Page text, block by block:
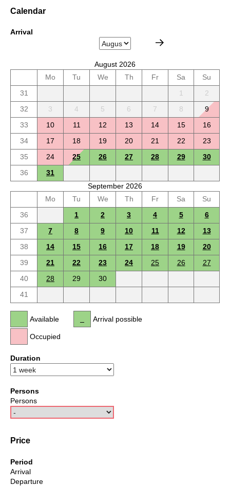
Calendar
Arrival
August 2026
Mo
Tu We Th Fr Sa
Su
31
1
2
32
3 4 5 6 7 8
9
33
10 11 12 13 14 15
16
34
17 18 19 20 21 22
23
35
24 25 26 27 28 29
30
36
31
September 2026
Mo
Tu We Th Fr Sa
Su
36
1 2 3 4 5
6
37
7 8 9 10 11 12
13
38
14 15 16 17 18 19
20
39
21 22 23 24 25 26
27
40
28 29
30
41
Available
Occupied
Arrival possible
Duration
Persons
Persons
Price
Period
Arrival
Departure